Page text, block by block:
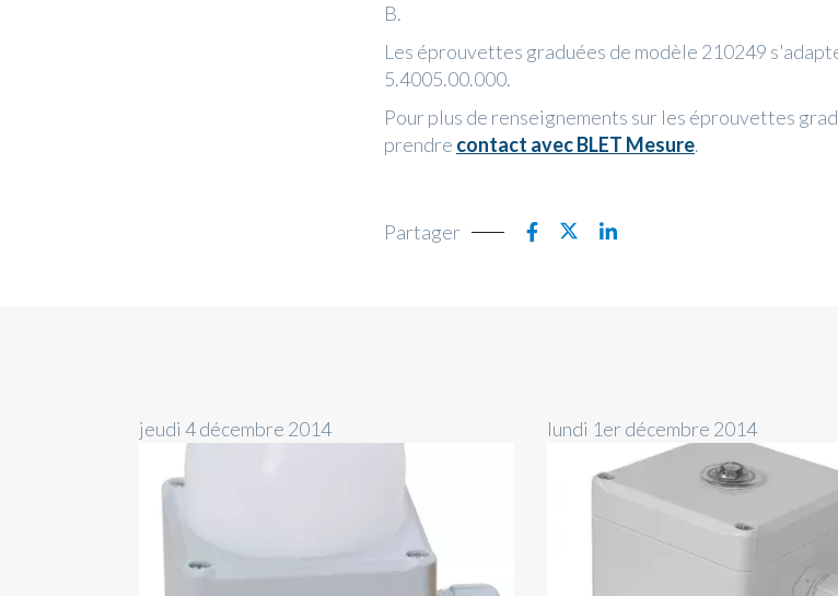
B.
Les éprouvettes graduées de modèle 210249
5.4005.00.000.
Pour plus de renseignements sur les éprouvettes
prendre contact avec BLET Mesure.
Partager
jeudi 4 décembre 2014 lundi 1er décembre 2014